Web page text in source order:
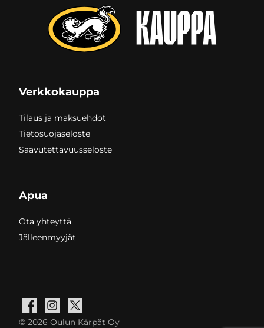
Verkkokauppa
Tilaus ja maksuehdot
Tietosuojaseloste
Saavutettavuusseloste
Apua
Ota yhteyttä
Jälleenmyyjät
FacebookInstagram
X
© 2026 Oulun Kärpät Oy